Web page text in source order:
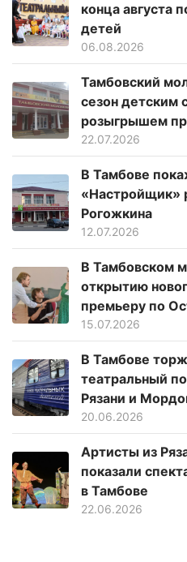
конца августа
детей
06.08.2026
Тамбовский
сезон детским
розыгрышем
22.07.2026
В Тамбове
«Настройщик»
Рогожкина
12.07.2026
В Тамбовском
открытию
премьеру по
15.07.2026
В Тамбове
театральный
Рязани и
20.06.2026
Артисты из
показали
в Тамбове
22.06.2026